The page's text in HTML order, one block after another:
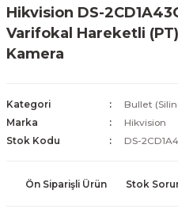
ve Depolama Çözümleri
ve Bağlantı Kabloları
Kamera Lisansları
Ağ Yönlendiricileri
Fi) ve Access Point Ürünleri
Antivirüs Yazılımları
SSD
Kurtarma
Merkezi Altyapısı
Hikvision DS-
Varifokal Hareketli
Kamera
Kategori
Bullet
Marka
Hikvision
Stok Kodu
DS-
Ön Siparişli Ürün Stok